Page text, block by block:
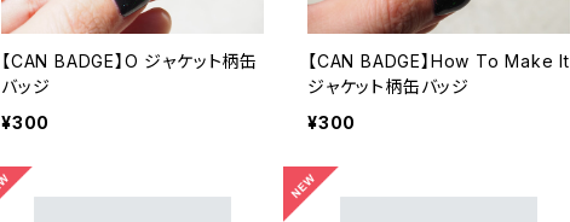
【CAN BADGE】O ジャケット柄缶
バッジ
¥300
【CAN BADGE】How To Make It
ジャケット柄缶バッジ
¥300